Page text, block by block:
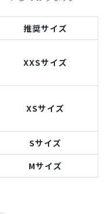
推奨サイズ
XXSサイズ
XSサイズ
Sサイズ
Mサイズ